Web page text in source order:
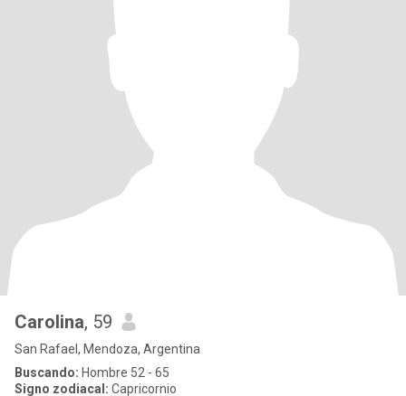
Carolina, 59
San Rafael, Mendoza, Argentina
Buscando: Hombre 52 - 65
Signo zodiacal: Capricornio